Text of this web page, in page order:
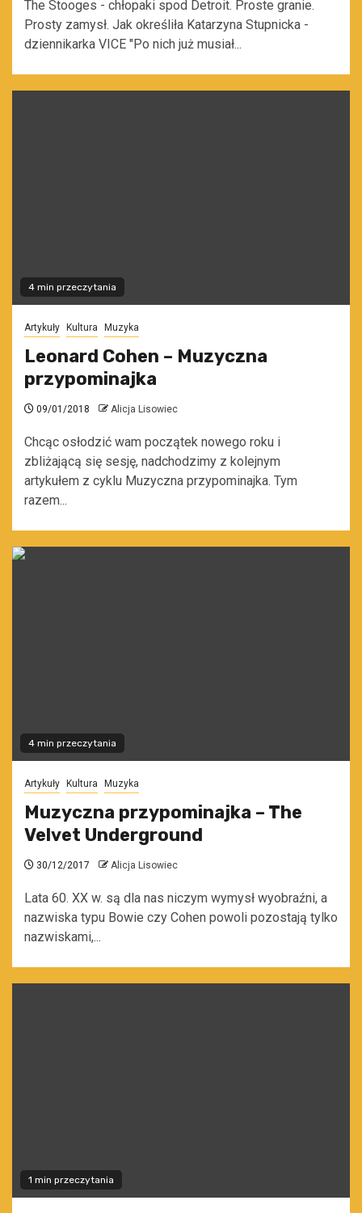
The Stooges - chłopaki spod Detroit. Proste granie.
Prosty zamysł. Jak określiła Katarzyna Stupnicka -
dziennikarka VICE "Po nich już musiał...
4 min przeczytania
Artykuły Kultura Muzyka
Leonard Cohen – Muzyczna
przypominajka
09/01/2018 Alicja Lisowiec
Chcąc osłodzić wam początek nowego roku i
zbliżającą się sesję, nadchodzimy z kolejnym
artykułem z cyklu Muzyczna przypominajka. Tym
razem...
4 min przeczytania
Artykuły Kultura Muzyka
Muzyczna przypominajka – The
Velvet Underground
30/12/2017 Alicja Lisowiec
Lata 60. XX w. są dla nas niczym wymysł wyobraźni, a
nazwiska typu Bowie czy Cohen powoli pozostają tylko
nazwiskami,...
1 min przeczytania